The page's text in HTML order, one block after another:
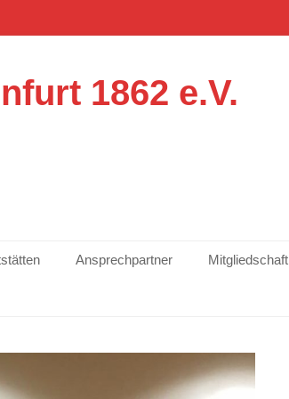
1862 e.V.
Ansprechpartner Mitgliedschaft